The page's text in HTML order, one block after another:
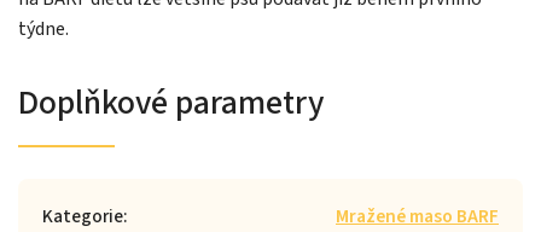
týdne.
Doplňkové parametry
Kategorie:
Mražené maso BARF